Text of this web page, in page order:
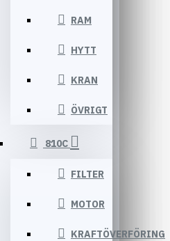
RAM
HYTT
KRAN
ÖVRIGT
810C
FILTER
MOTOR
KRAFTÖVERFÖRING